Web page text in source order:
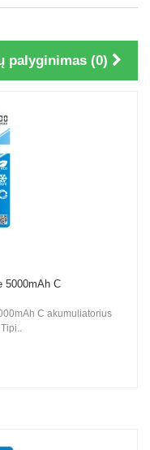
palyginimas (0)
5000mAh C
C akumuliatorius